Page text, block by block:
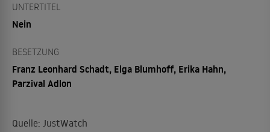
UNTERTITEL
Nein
BESETZUNG
Franz Leonhard Schadt, Elga Blumhoff, Erika Hahn,
Parzival Adlon
Quelle: JustWatch